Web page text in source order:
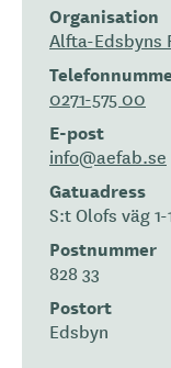
Organisation
Alfta-Edsbyns
0271-575 00
E-post
info@aefab.se
Gatuadress
S:t Olofs väg
Postnummer
828 33
Postort
Edsbyn